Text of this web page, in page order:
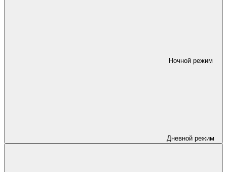
Ночной режим
Дневной режим